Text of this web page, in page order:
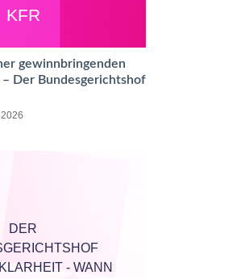
KFR
gewinnbringenden
Der Bundesgerichtshof
DER
- WANN